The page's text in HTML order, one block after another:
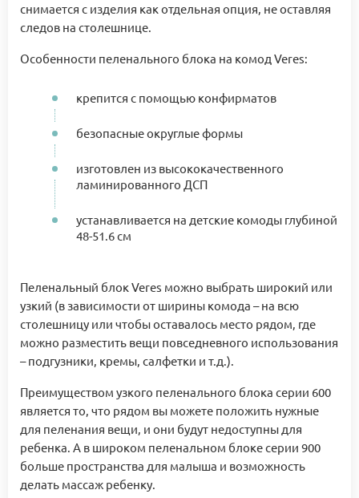
снимается с изделия как отдельная опция, не оставляя
следов на столешнице.
Особенности пеленального блока на комод Veres:
крепится с помощью конфирматов
безопасные округлые формы
изготовлен из высококачественного
ламинированного ДСП
устанавливается на детские комоды глубиной
48-51.6 см
Пеленальный блок Veres можно выбрать широкий или
узкий (в зависимости от ширины комода – на всю
столешницу или чтобы оставалось место рядом, где
можно разместить вещи повседневного использования
– подгузники, кремы, салфетки и т.д.).
Преимуществом узкого пеленального блока серии 600
является то, что рядом вы можете положить нужные
для пеленания вещи, и они будут недоступны для
ребенка. А в широком пеленальном блоке серии 900
больше пространства для малыша и возможность
делать массаж ребенку.